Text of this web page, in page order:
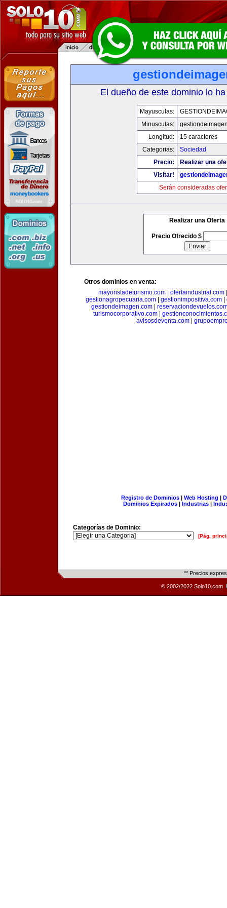
El dueño de este dominio lo
Mayusculas:
Minusculas:
Longitud:
15 caracteres
Categorias:
Sociedad
Precio:
Realizar una
Visitar!
Serán consideradas
Realizar una Oferta
Precio Ofrecido $
Otros dominios en venta:
mayoristadeturismo.com| ofertaindustrial.com
gestionagropecuaria.com
gestionimpositiva.com
gestiondeimagen.com
turismocorporativo.com
avisosdeventa.com
Registro de Dominios| Web Hosting |
Dominios Expirados | Industrias |
Categorías de Dominio:
[Pág.
** Precios
© 2002/2022 Solo10.com